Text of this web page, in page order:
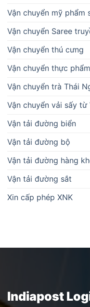
Vận chuyển mỹ phẩm
Vận chuyển Saree
Vận chuyển thú cưng
Vận chuyển thực
Vận chuyển trà Thái
Vận chuyển vải sấy
Vận tải đường biển
Vận tải đường bộ
Vận tải đường hàng
Vận tải đường sắt
Xin cấp phép XNK
Indiapost